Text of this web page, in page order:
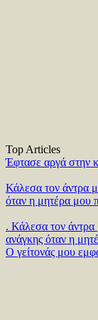
Top Articles
Έφτασε αργά στην
Κάλεσα τον άντρα
όταν η μητέρα μου
. Κάλεσα τον άντρα
ανάγκης όταν η
Ο γείτονάς μου